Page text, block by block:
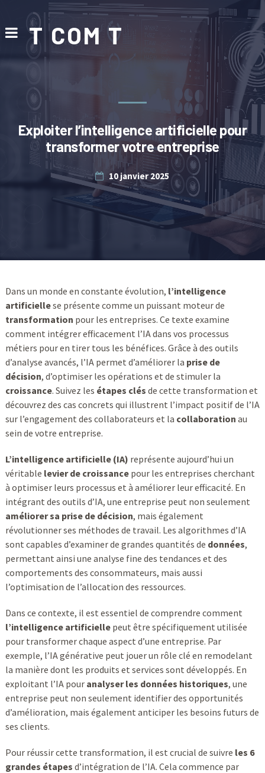
T COM T
Exploiter l’intelligence artificielle pour
transformer votre entreprise
10 janvier 2025
Dans un monde en constante évolution, l’intelligence
artificiellese présente comme un puissant moteur de
transformation pour les entreprises. Ce texte examine
comment intégrer efficacement l’IA dans vos processus
métiers pour en tirer tous les bénéfices. Grâce à des outils
d’analyse avancés, l’IA permet d’améliorer la prise de
décision, d’optimiser les opérations et de stimuler la
croissance. Suivez les étapes clés de cette transformation et
découvrez des cas concrets qui illustrent l’impact positif de l’IA
sur l’engagement des collaborateurs et la collaboration au
sein de votre entreprise.
L’intelligence artificielle (IA) représente aujourd’hui un
véritable levier de croissancepour les entreprises cherchant
à optimiser leurs processus et à améliorer leur efficacité. En
intégrant des outils d’IA, une entreprise peut non seulement
améliorer sa prise de décision, mais également
révolutionner ses méthodes de travail. Les algorithmes d’IA
sont capables d’examiner de grandes quantités de données,
permettant ainsi une analyse fine des tendances et des
comportements des consommateurs, mais aussi
l’optimisation de l’allocation des ressources.
Dans ce contexte, il est essentiel de comprendre comment
l’intelligence artificiellepeut être spécifiquement utilisée
pour transformer chaque aspect d’une entreprise. Par
exemple, l’IA générative peut jouer un rôle clé en remodelant
la manière dont les produits et services sont développés. En
exploitant l’IA pour analyser les données historiques, une
entreprise peut non seulement identifier des opportunités
d’amélioration, mais également anticiper les besoins futurs de
ses clients.
Pour réussir cette transformation, il est crucial de suivre les 6
grandes étapes d’intégration de l’IA. Cela commence par